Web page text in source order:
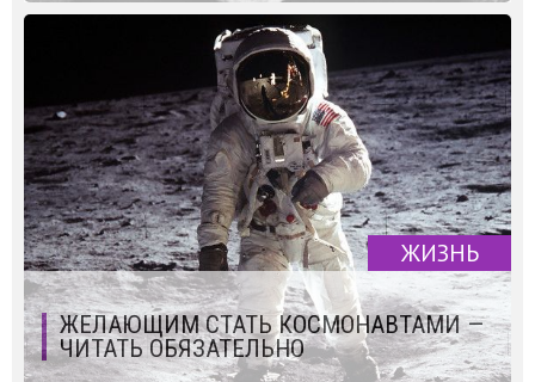
ЖИЗНЬ
ЖЕЛАЮЩИМ СТАТЬ КОСМОНАВТАМИ —
ЧИТАТЬ ОБЯЗАТЕЛЬНО